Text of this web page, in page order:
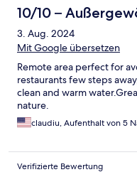
10/10 –
3. Aug. 2024
Mit Google übersetzen
Remote area perfect for
restaurants few steps
clean and warm
nature.
claudiu, Aufenthalt von 5
Verifizierte Bewertung